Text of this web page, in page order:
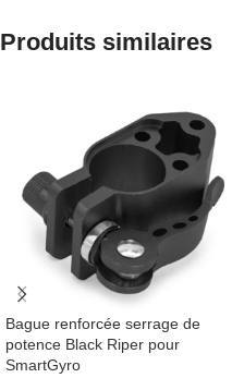
Produits similaires
Bague renforcée serrage de
potence Black Riper pour
SmartGyro